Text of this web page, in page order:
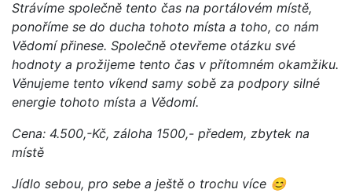
Strávíme společně tento čas na portálovém místě,
ponoříme se do ducha tohoto místa a toho, co nám
Vědomí přinese. Společně otevřeme otázku své
hodnoty a prožijeme tento čas v přítomném okamžiku.
Věnujeme tento víkend samy sobě za podpory silné
energie tohoto místa a Vědomí.
Cena: 4.500,-Kč, záloha 1500,- předem, zbytek na
místě
Jídlo sebou, pro sebe a ještě o trochu více 😊